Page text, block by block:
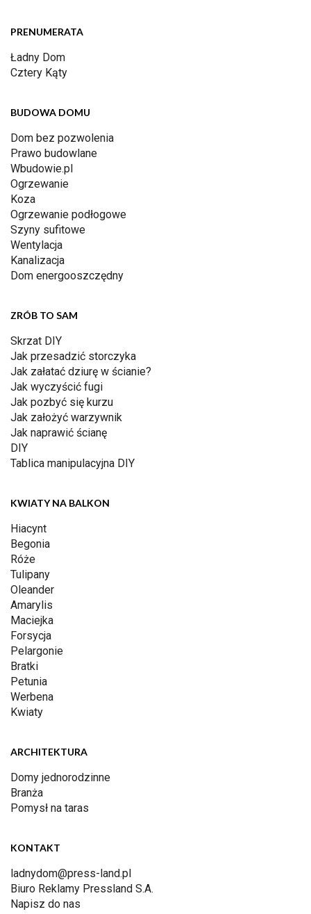
PRENUMERATA
Ładny Dom
Cztery Kąty
BUDOWA DOMU
Dom bez pozwolenia
Prawo budowlane
Wbudowie.pl
Ogrzewanie
Koza
Ogrzewanie podłogowe
Szyny sufitowe
Wentylacja
Kanalizacja
Dom energooszczędny
ZRÓB TO SAM
Skrzat DIY
Jak przesadzić storczyka
Jak załatać dziurę w ścianie?
Jak wyczyścić fugi
Jak pozbyć się kurzu
Jak założyć warzywnik
Jak naprawić ścianę
DIY
Tablica manipulacyjna DIY
KWIATY NA BALKON
Hiacynt
Begonia
Róże
Tulipany
Oleander
Amarylis
Maciejka
Forsycja
Pelargonie
Bratki
Petunia
Werbena
Kwiaty
ARCHITEKTURA
Domy jednorodzinne
Branża
Pomysł na taras
KONTAKT
ladnydom@press-land.pl
Biuro Reklamy Pressland S.A.
Napisz do nas